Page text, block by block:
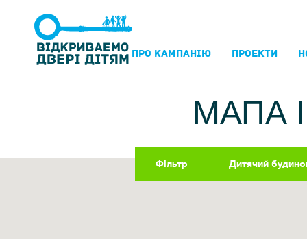
ПРО КАМПАНIЮ ПРОЕКТИ
МАПА
Фільтр Дитячий